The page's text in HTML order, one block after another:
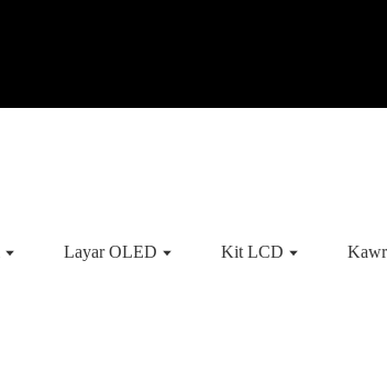
Layar OLED Kit LCD